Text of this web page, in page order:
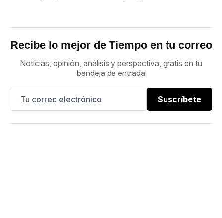
Recibe lo mejor de Tiempo en tu correo
Noticias, opinión, análisis y perspectiva, gratis en tu
bandeja de entrada
Suscríbete